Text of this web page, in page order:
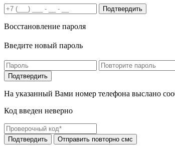
Подтвердить
Восстановление пароля
Введите новый пароль
На указанный Вами номер телефона выслано
Код введен неверно